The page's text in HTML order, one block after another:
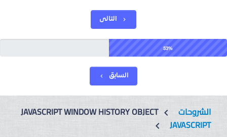
chevron_right التالى
53%
السابق chevron_left
الشروحات chevron_left
JAVASCRIPT WINDOW HISTORY OBJECT
chevron_left JAVASCRIPT